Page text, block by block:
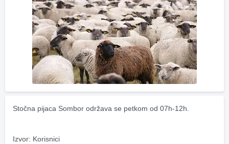
Stočna pijaca Sombor održava se petkom od 07h-12h.
Izvor: Korisnici